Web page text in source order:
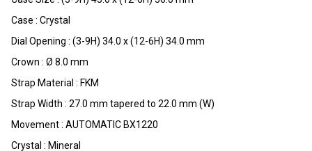
Case : Crystal
Dial Opening : (3-9H) 34.0 x (12-6H) 34.0 mm
Crown : Ø 8.0 mm
Strap Material : FKM
Strap Width : 27.0 mm tapered to 22.0 mm (W)
Movement : AUTOMATIC BX1220
Crystal : Mineral